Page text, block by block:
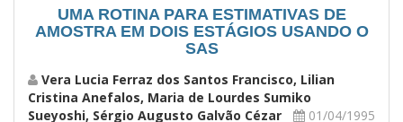
UMA ROTINA PARA ESTIMATIVAS DE
AMOSTRA EM DOIS ESTÁGIOS USANDO O
SAS
Vera Lucia Ferraz dos Santos Francisco, Lilian
Cristina Anefalos, Maria de Lourdes Sumiko
Sueyoshi, Sérgio Augusto Galvão Cézar
01/04/1995